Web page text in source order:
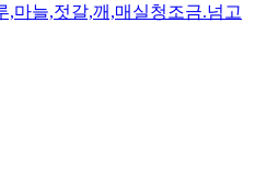
,마늘,젓갈,깨,매실청조금.넘고